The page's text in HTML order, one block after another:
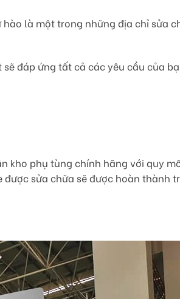
là một trong những địa chỉ sửa
đáp ứng tất cả các yêu cầu của
kho phụ tùng chính hãng với quy
sửa chữa sẽ được hoàn